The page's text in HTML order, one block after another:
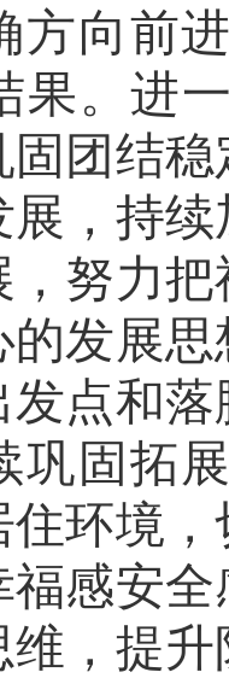
方向前
果。进
固团结
展，持
，努力
的发展
发点和
巩固拓
住环境
福感安
维，提